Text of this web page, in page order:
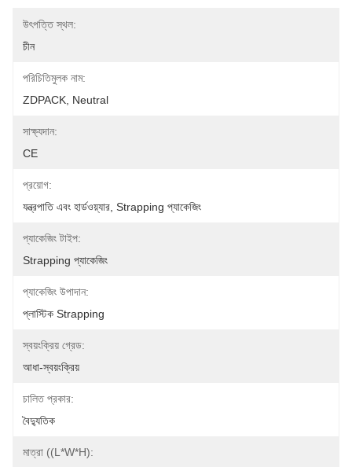
উৎপত্তি স্থল:
চীন
পরিচিতিমুলক নাম:
ZDPACK, Neutral
সাক্ষ্যদান:
CE
প্রয়োগ:
যন্ত্রপাতি এবং হার্ডওয়্যার, Strapping প্যাকেজিং
প্যাকেজিং টাইপ:
Strapping প্যাকেজিং
প্যাকেজিং উপাদান:
প্লাস্টিক Strapping
স্বয়ংক্রিয় গ্রেড:
আধা-স্বয়ংক্রিয়
চালিত প্রকার:
বৈদ্যুতিক
মাত্রা ((L*W*H):